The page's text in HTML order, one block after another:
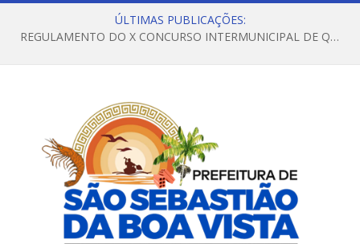
ÚLTIMAS PUBLICAÇÕES:
REGULAMENTO DO X CONCURSO INTERMUNICIPAL DE QUADRILHAS JUNINAS – 2026 – ARRAIÁ DA VENEZA